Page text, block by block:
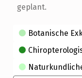
geplant.
Kategorien
Botanische